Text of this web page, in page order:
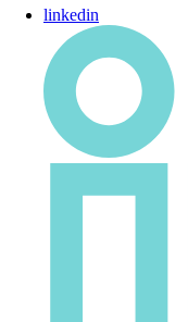
linkedin